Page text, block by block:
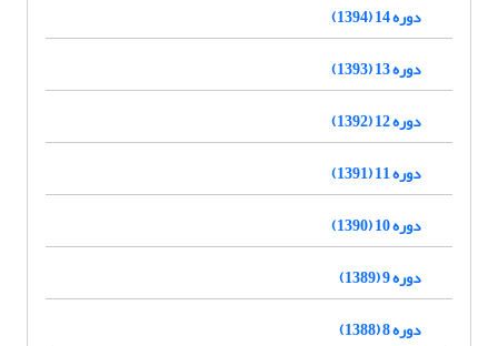
دوره 14 (1394)
دوره 13 (1393)
دوره 12 (1392)
دوره 11 (1391)
دوره 10 (1390)
دوره 9 (1389)
دوره 8 (1388)